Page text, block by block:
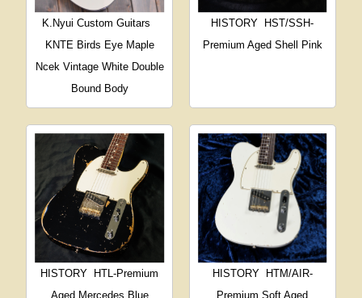
K.Nyui Custom Guitars
KNTE Birds Eye Maple
Ncek Vintage White Double
Bound Body
HISTORY
HST/SSH-
Premium Aged Shell Pink
HISTORY
HTL-Premium
Aged Mercedes Blue
HISTORY
HTM/AIR-
Premium Soft Aged